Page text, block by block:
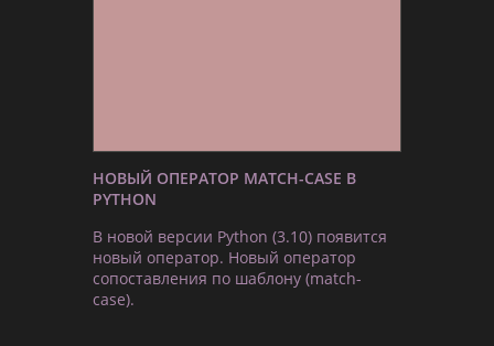
НОВЫЙ ОПЕРАТОР MATCH-CASE В
PYTHON
В новой версии Python (3.10) появится
новый оператор. Новый оператор
сопоставления по шаблону (match-
case).